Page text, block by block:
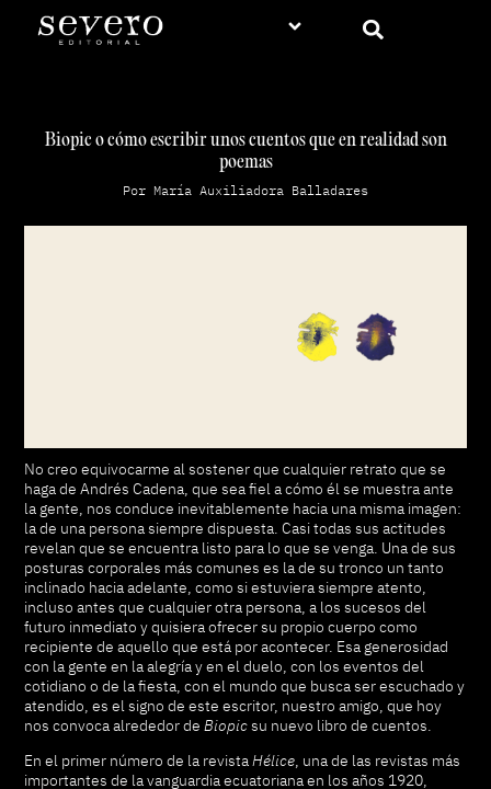
Biopic o cómo escribir unos cuentos que en realidad son
poemas
Por María Auxiliadora Balladares
No creo equivocarme al sostener que cualquier retrato que se
haga de Andrés Cadena, que sea fiel a cómo él se muestra ante
la gente, nos conduce inevitablemente hacia una misma imagen:
la de una persona siempre dispuesta. Casi todas sus actitudes
revelan que se encuentra listo para lo que se venga. Una de sus
posturas corporales más comunes es la de su tronco un tanto
inclinado hacia adelante, como si estuviera siempre atento,
incluso antes que cualquier otra persona, a los sucesos del
futuro inmediato y quisiera ofrecer su propio cuerpo como
recipiente de aquello que está por acontecer. Esa generosidad
con la gente en la alegría y en el duelo, con los eventos del
cotidiano o de la fiesta, con el mundo que busca ser escuchado y
atendido, es el signo de este escritor, nuestro amigo, que hoy
nos convoca alrededor deBiopicsu nuevo libro de cuentos.
En el primer número de la revistaHélice, una de las revistas más
importantes de la vanguardia ecuatoriana en los años 1920,